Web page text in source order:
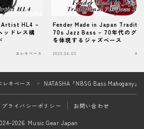
Artist HL4 –
ッドレス構
エレキベース
Fender Made in Japan
70s Jazz Bass – 70年代のグ
を体現するジャズベース
2025.04.03 エ
レキベース ＞ NATASHA「NBSG Bass Mahogany」
プライバシーポリシー お問い合わせ
Music Gear Japan